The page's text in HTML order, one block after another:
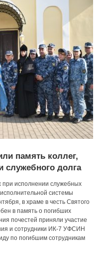
память коллег,
служебного долга
при исполнении служебных
системы
в храме в честь Святого
в память о погибших
почестей приняли участие
и сотрудники ИК-7 УФСИН
по погибшим сотрудникам